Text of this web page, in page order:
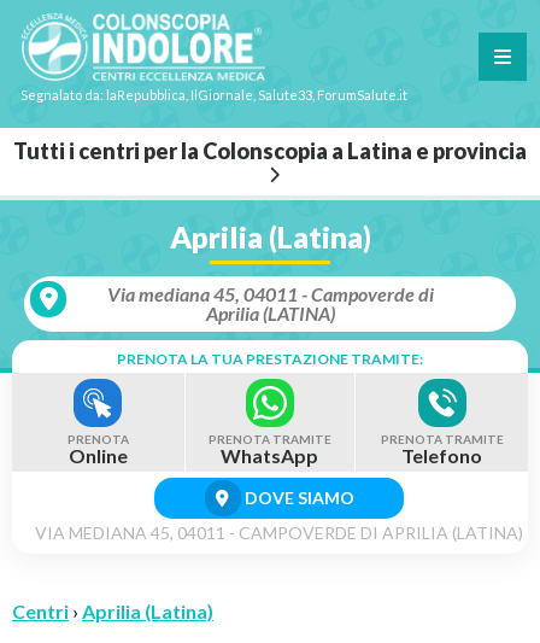
Segnalato da: laRepubblica, IlGiornale, Salute33, ForumSalute.it
Tutti i centri per la Colonscopia a Latina e provincia
Aprilia (Latina)
Via mediana 45, 04011 - Campoverde di
Aprilia (LATINA)
PRENOTA LA TUA PRESTAZIONE TRAMITE:
PRENOTA
Online
PRENOTA TRAMITE
WhatsApp
PRENOTA TRAMITE
Telefono
DOVE SIAMO
VIA MEDIANA 45, 04011 - CAMPOVERDE DI APRILIA (LATINA)
Centri › Aprilia (Latina)